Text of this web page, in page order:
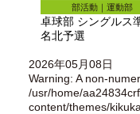
部活動｜運動部
卓球部 シングルス
名北予選
2026年05月08日
Warning: A non-
/usr/home/
content/themes/